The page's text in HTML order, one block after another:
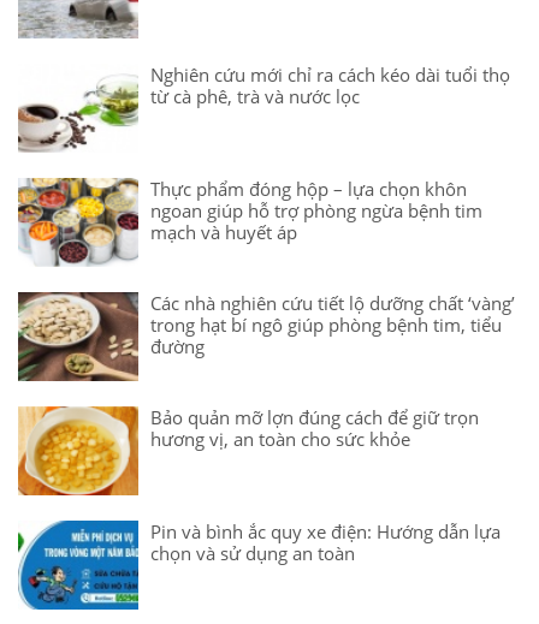
Nghiên cứu mới chỉ ra cách kéo dài tuổi thọ
từ cà phê, trà và nước lọc
Thực phẩm đóng hộp – lựa chọn khôn
ngoan giúp hỗ trợ phòng ngừa bệnh tim
mạch và huyết áp
Các nhà nghiên cứu tiết lộ dưỡng chất ‘vàng’
trong hạt bí ngô giúp phòng bệnh tim, tiểu
đường
Bảo quản mỡ lợn đúng cách để giữ trọn
hương vị, an toàn cho sức khỏe
Pin và bình ắc quy xe điện: Hướng dẫn lựa
chọn và sử dụng an toàn